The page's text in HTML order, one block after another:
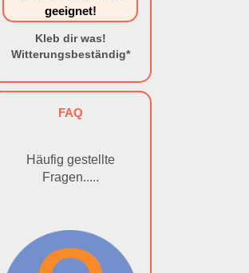
geeignet!
Kleb dir was!
Witterungsbeständig*
FAQ
Häufig gestellte
Fragen.....